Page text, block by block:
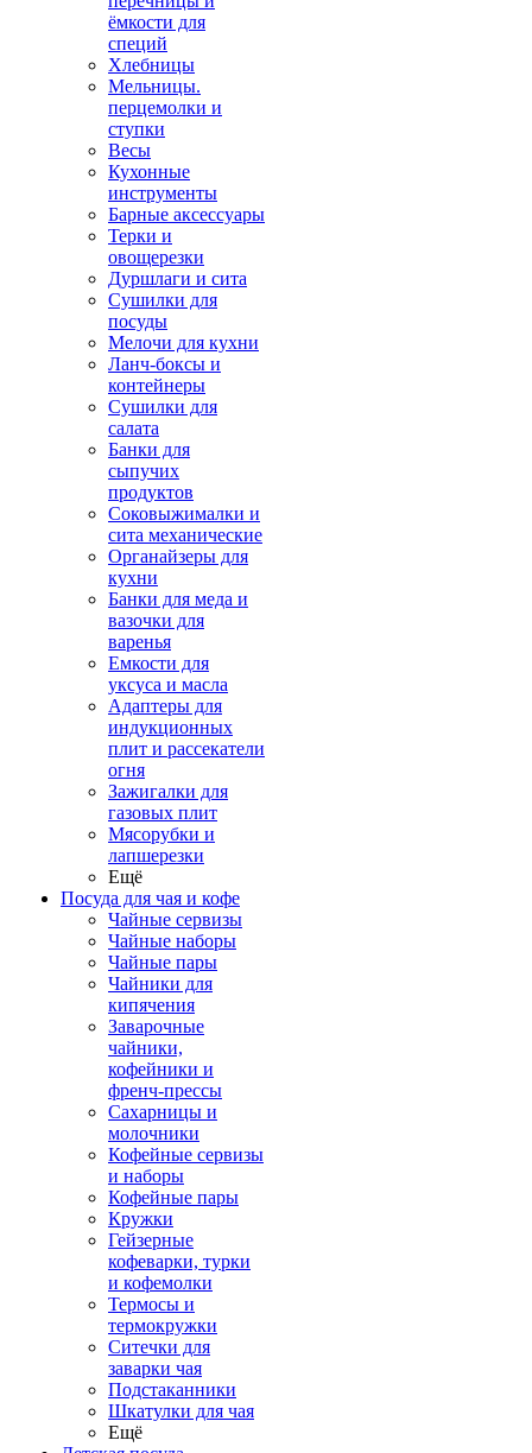
ёмкости для
специй
Хлебницы
Мельницы.
перцемолки и
ступки
Весы
Кухонные
инструменты
Барные аксессуары
Терки и
овощерезки
Дуршлаги и сита
Сушилки для
посуды
Мелочи для кухни
Ланч-боксы и
контейнеры
Сушилки для
салата
Банки для
сыпучих
продуктов
Соковыжималки и
сита механические
Органайзеры для
кухни
Банки для меда и
вазочки для
варенья
Емкости для
уксуса и масла
Адаптеры для
индукционных
плит и рассекатели
огня
Зажигалки для
газовых плит
Мясорубки и
лапшерезки
Ещё
Посуда для чая и кофе
Чайные сервизы
Чайные наборы
Чайные пары
Чайники для
кипячения
Заварочные
чайники,
кофейники и
френч-прессы
Сахарницы и
молочники
Кофейные сервизы
и наборы
Кофейные пары
Кружки
Гейзерные
кофеварки, турки
и кофемолки
Термосы и
термокружки
Ситечки для
заварки чая
Подстаканники
Шкатулки для чая
Ещё